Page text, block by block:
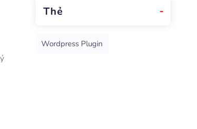
Thẻ
Wordpress Plugin